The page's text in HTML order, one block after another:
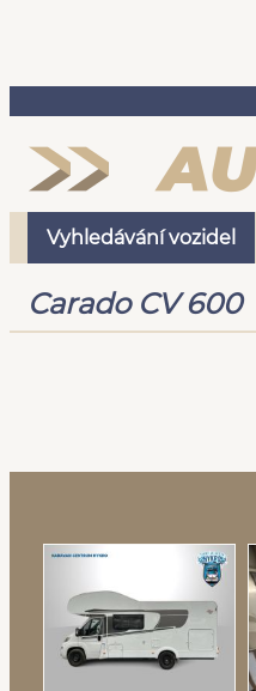
Vyhledávání vozidel
Carado CV 600